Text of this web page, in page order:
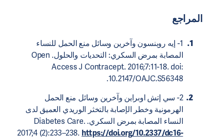
المراجع
1- إيه روبنسون وآخرين وسائل منع الحمل للنساء
المصابة بمرض السكري: التحديات والحلول. Open
Access J Contracept. 2016;7:11-18. doi:
10.2147/OAJC.S56348.
2- سي إتش اوبراين وآخرين وسائل منع الحمل
الهرمونية وخطر الإصابة بالتخثر الوريدي العميق لدى
النساء المصابة بمرض السكري. Diabetes Care.
2017;4 (2):233–238. https://doi.org/10.2337/dc16-